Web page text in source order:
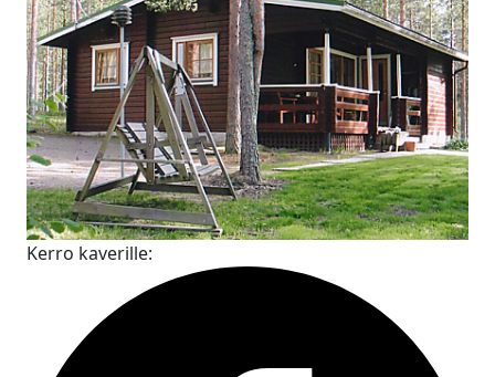
Edellinen
Kerro kaverille: